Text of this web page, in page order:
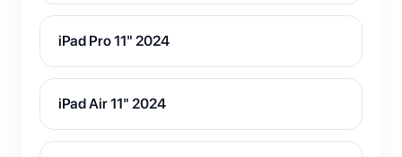
iPad Pro 11" 2024
iPad Air 11" 2024